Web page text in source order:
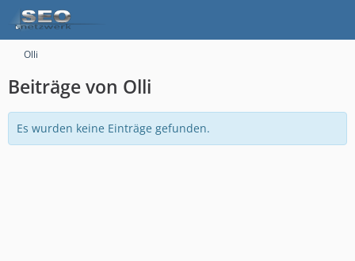
Olli
Beiträge von Olli
Es wurden keine Einträge gefunden.